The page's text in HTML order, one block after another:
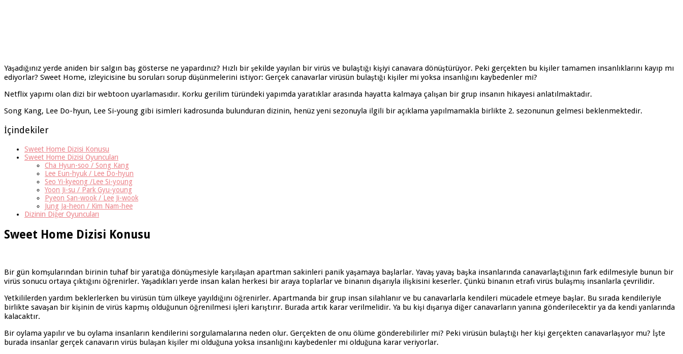
Yaşadığınız yerde aniden bir salgın baş gösterse ne yapardınız? Hızlı bir şekilde yayılan bir virüs ve bulaştığı kişiyi canavara dönüştürüyor. Peki gerçekten bu kişiler tamamen insanlıklarını kayıp mı
ediyorlar? Sweet Home, izleyicisine bu soruları sorup düşünmelerini istiyor: Gerçek canavarlar virüsün bulaştığı kişiler mi yoksa insanlığını kaybedenler mi?
Netflix yapımı olan dizi bir webtoon uyarlamasıdır. Korku gerilim türündeki yapımda yaratıklar arasında hayatta kalmaya çalışan bir grup insanın hikayesi anlatılmaktadır.
Song Kang, Lee Do-hyun, Lee Si-young gibi isimleri kadrosunda bulunduran dizinin, henüz yeni sezonuyla ilgili bir açıklama yapılmamakla birlikte 2. sezonunun gelmesi beklenmektedir.
İçindekiler
Sweet Home Dizisi Konusu
Sweet Home Dizisi Oyuncuları
Cha Hyun-soo / Song Kang
Lee Eun-hyuk / Lee Do-hyun
Seo Yi-kyeong /Lee Si-young
Yoon Ji-su / Park Gyu-young
Pyeon San-wook / Lee Ji-wook
Jung Ja-heon / Kim Nam-hee
Dizinin Diğer Oyuncuları
Sweet Home Dizisi Konusu
Bir gün komşularından birinin tuhaf bir yaratığa dönüşmesiyle karşılaşan apartman sakinleri panik yaşamaya başlarlar. Yavaş yavaş başka insanlarında canavarlaştığının fark edilmesiyle bunun bir
virüs sonucu ortaya çıktığını öğrenirler. Yaşadıkları yerde insan kalan herkesi bir araya toplarlar ve binanın dışarıyla ilişkisini keserler. Çünkü binanın etrafı virüs bulaşmış insanlarla çevrilidir.
Yetkililerden yardım beklerlerken bu virüsün tüm ülkeye yayıldığını öğrenirler. Apartmanda bir grup insan silahlanır ve bu canavarlarla kendileri mücadele etmeye başlar. Bu sırada kendileriyle
birlikte savaşan bir kişinin de virüs kapmış olduğunun öğrenilmesi işleri karıştırır. Burada artık karar verilmelidir. Ya bu kişi dışarıya diğer canavarların yanına gönderilecektir ya da kendi yanlarında
kalacaktır.
Bir oylama yapılır ve bu oylama insanların kendilerini sorgulamalarına neden olur. Gerçekten de onu ölüme gönderebilirler mi? Peki virüsün bulaştığı her kişi gerçekten canavarlaşıyor mu? İşte
burada insanlar gerçek canavarın virüs bulaşan kişiler mi olduğuna yoksa insanlığını kaybedenler mi olduğuna karar veriyorlar.